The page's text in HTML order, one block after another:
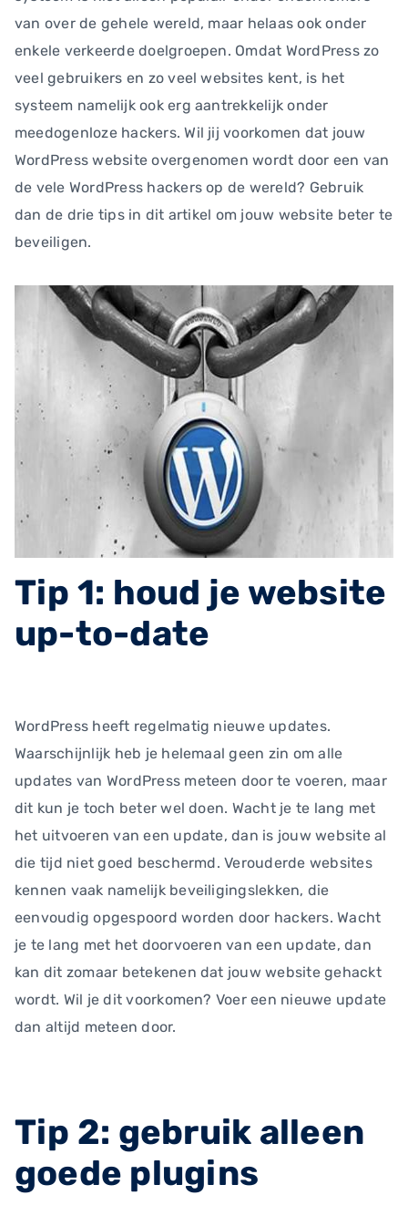
van over de gehele wereld, maar helaas ook onder
enkele verkeerde doelgroepen. Omdat WordPress zo
veel gebruikers en zo veel websites kent, is het
systeem namelijk ook erg aantrekkelijk onder
meedogenloze hackers. Wil jij voorkomen dat jouw
WordPress website overgenomen wordt door een van
de vele WordPress hackers op de wereld? Gebruik
dan de drie tips in dit artikel om jouw website beter te
beveiligen.
Tip 1: houd je website
up-to-date
WordPress heeft regelmatig nieuwe updates.
Waarschijnlijk heb je helemaal geen zin om alle
updates van WordPress meteen door te voeren, maar
dit kun je toch beter wel doen. Wacht je te lang met
het uitvoeren van een update, dan is jouw website al
die tijd niet goed beschermd. Verouderde websites
kennen vaak namelijk beveiligingslekken, die
eenvoudig opgespoord worden door hackers. Wacht
je te lang met het doorvoeren van een update, dan
kan dit zomaar betekenen dat jouw website gehackt
wordt. Wil je dit voorkomen? Voer een nieuwe update
dan altijd meteen door.
Tip 2: gebruik alleen
goede plugins